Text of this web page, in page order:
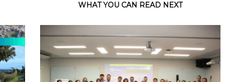
WHAT YOU CAN READ NEXT